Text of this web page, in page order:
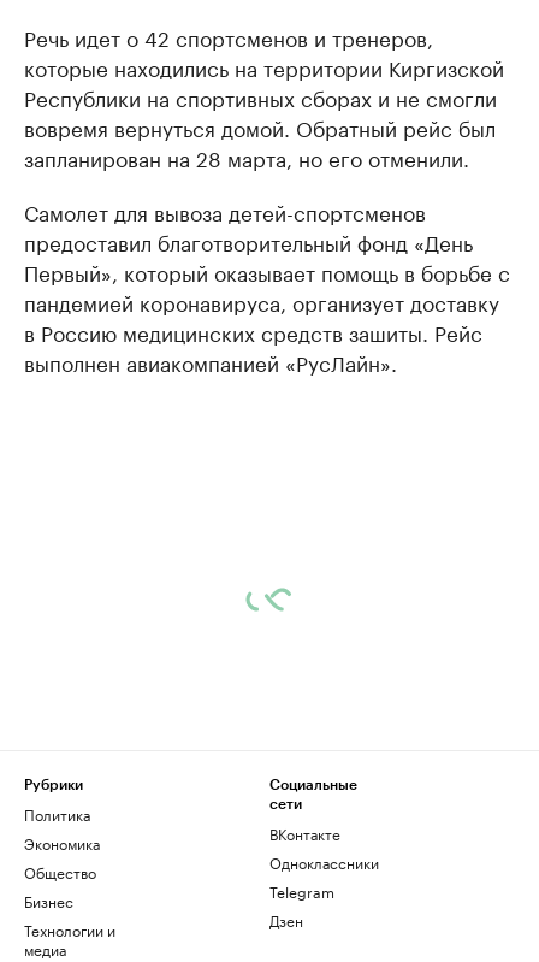
Речь идет о 42 спортсменов и тренеров,
которые находились на территории Киргизской
Республики на спортивных сборах и не смогли
вовремя вернуться домой. Обратный рейс был
запланирован на 28 марта, но его отменили.
Самолет для вывоза детей-спортсменов
предоставил благотворительный фонд «День
Первый», который оказывает помощь в борьбе с
пандемией коронавируса, организует доставку
в Россию медицинских средств зашиты. Рейс
выполнен авиакомпанией «РусЛайн».
Рубрики
Политика
Экономика
Общество
Бизнес
Технологии и
медиа
Социальные
сети
ВКонтакте
Одноклассники
Telegram
Дзен